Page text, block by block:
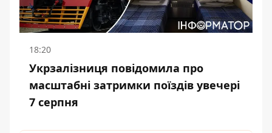
18:20
Укрзалізниця повідомила про
масштабні затримки поїздів увечері
7 серпня